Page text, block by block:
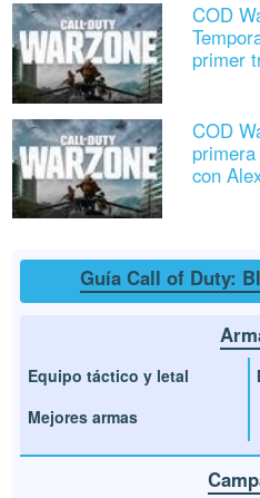
COD
primer
COD
con
Guía Call of Duty:
Equipo táctico y letal
Mejores armas